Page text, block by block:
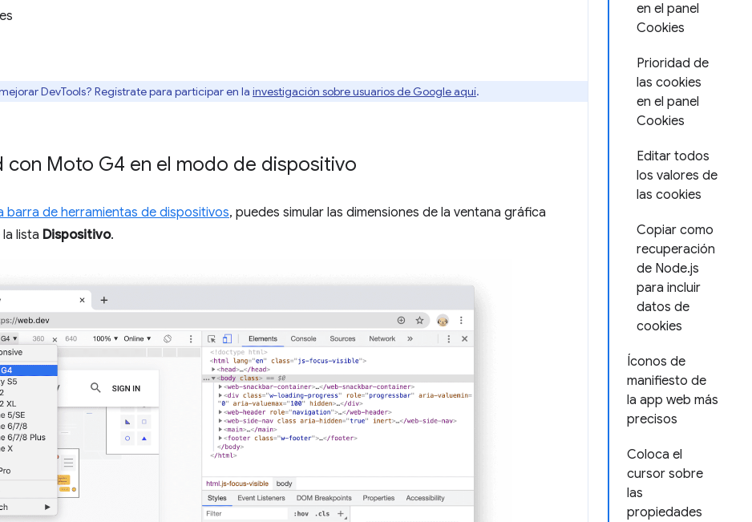
en el panel
Cookies
Prioridad de
las cookies
en el panel
Cookies
Editar todos
los valores de
las cookies
Copiar como
recuperación
de Node.js
para incluir
datos de
cookies
Íconos de
manifiesto de
la app web más
precisos
Coloca el
cursor sobre
las
propiedades
DevTools? Regístrate para participar en la investigación sobre usuarios de Google aquí.
con Moto G4 en el modo de dispositivo
barra de herramientas de dispositivos, puedes simular las dimensiones de la ventana gráfica
lista Dispositivo.